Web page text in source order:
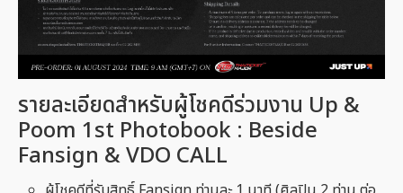
รายละเอียดสำหรับผู้โชคดีร่วมงาน Up &
Poom 1st Photobook : Beside
Fansign & VDO CALL